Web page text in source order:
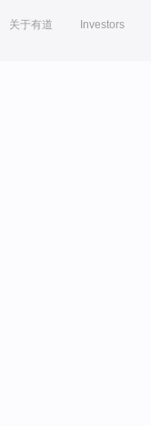
关于有道 Investors